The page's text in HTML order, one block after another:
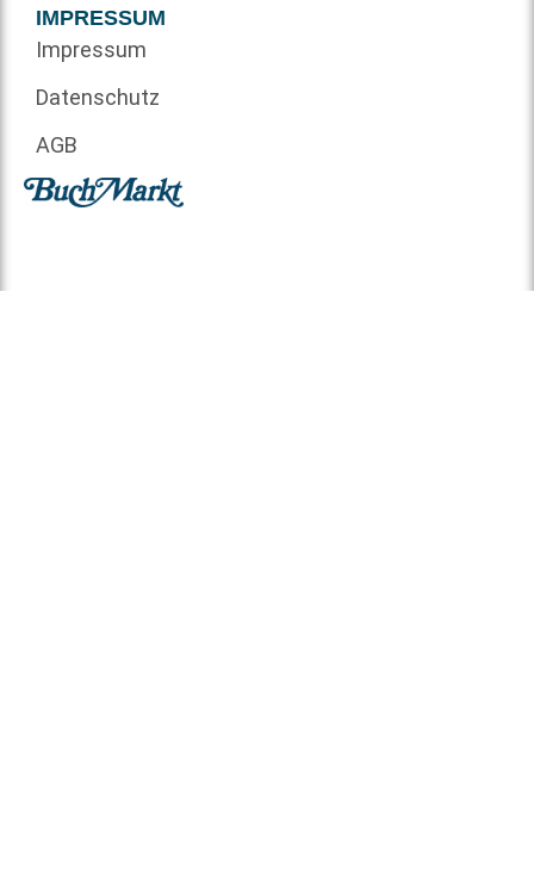
IMPRESSUM
Impressum
Datenschutz
AGB